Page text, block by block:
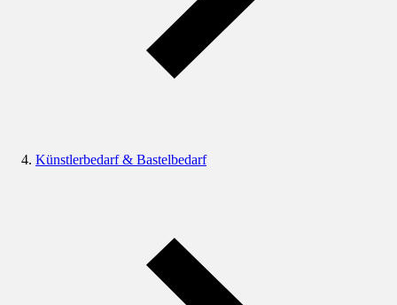
Künstlerbedarf & Bastelbedarf